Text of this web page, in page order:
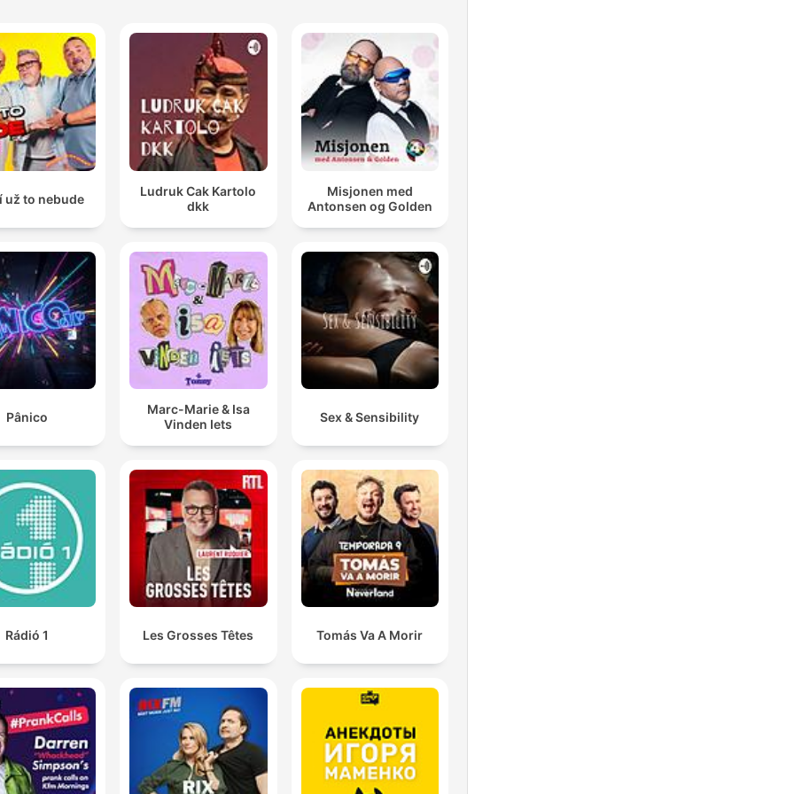
už to nebude
Ludruk Cak Kartolo
dkk
Misjonen med
Antonsen og Golden
Pânico
Marc-Marie & Isa
Vinden Iets
Sex & Sensibility
Rádió 1 Les Grosses Têtes Tomás Va A Morir